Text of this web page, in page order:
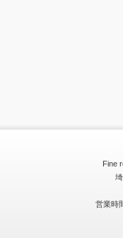
Fine
営業時